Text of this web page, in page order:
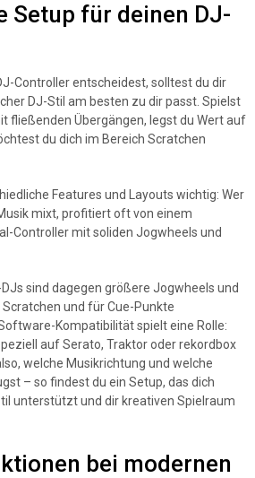
Setup für deinen DJ-
Controller entscheidest, solltest du dir
DJ-Stil am besten zu dir passt. Spielst
fließenden Übergängen, legst du Wert auf
du dich im Bereich Scratchen
Features und Layouts wichtig: Wer
mixt, profitiert oft von einem
Controller mit soliden Jogwheels und
sind dagegen größere Jogwheels und
und für Cue-Punkte
Kompatibilität spielt eine Rolle:
auf Serato, Traktor oder rekordbox
welche Musikrichtung und welche
– so findest du ein Setup, das dich
unterstützt und dir kreativen Spielraum
bei modernen